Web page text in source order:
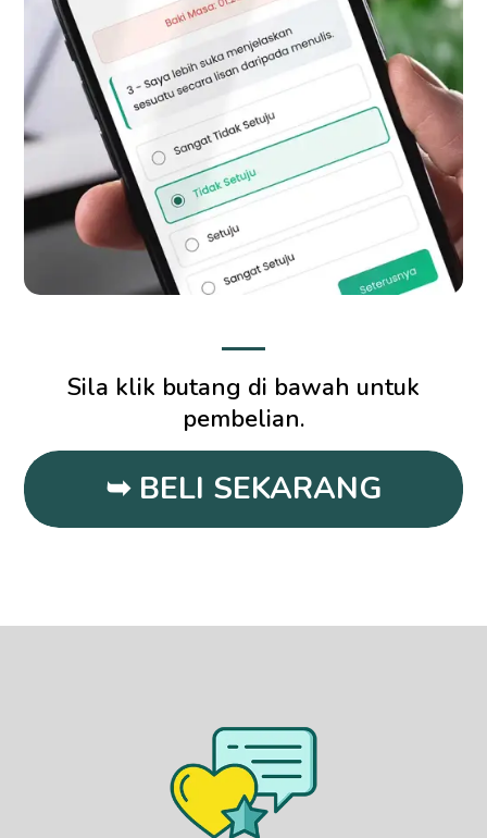
Sila klik butang di bawah untuk
pembelian.
➥ BELI SEKARANG